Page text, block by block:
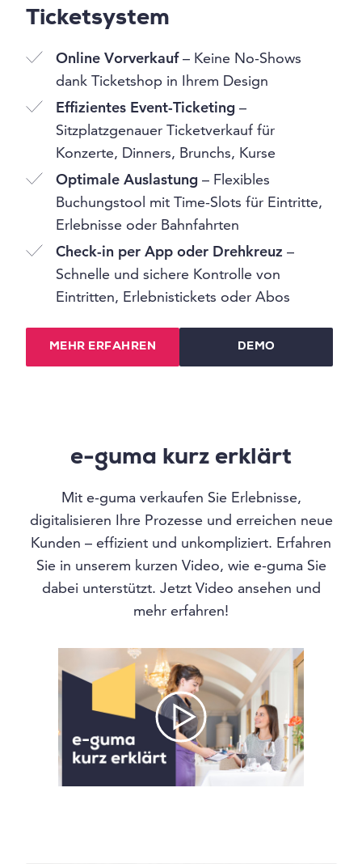
Ticketsystem
Online Vorverkauf– Keine No-Shows
dank Ticketshop in Ihrem Design
Effizientes Event-Ticketing –
Sitzplatzgenauer Ticketverkauf für
Konzerte, Dinners, Brunchs, Kurse
Optimale Auslastung – Flexibles
Buchungstool mit Time-Slots für Eintritte,
Erlebnisse oder Bahnfahrten
Check-in per App oder Drehkreuz –
Schnelle und sichere Kontrolle von
Eintritten, Erlebnistickets oder Abos
MEHR ERFAHREN DEMO
e-guma kurz erklärt
Mit e-guma verkaufen Sie Erlebnisse,
digitalisieren Ihre Prozesse und erreichen neue
Kunden – effizient und unkompliziert. Erfahren
Sie in unserem kurzen Video, wie e-guma Sie
dabei unterstützt. Jetzt Video ansehen und
mehr erfahren!